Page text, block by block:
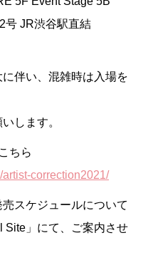
号 JR渋谷駅直結
伴い、混雑時は入場を
します。
ちら
correction2021/
スケジュールについて
Site」にて、ご案内させ